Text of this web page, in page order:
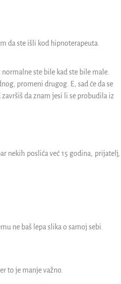
da ste išli kod hipnoterapeuta.
ste bile kad ste bile male.
promeni drugog. E, sad će da se
da znam jesi li se probudila iz
nekih poslića već 15 godina, prijatelj,
ne baš lepa slika o samoj sebi.
to je manje važno.